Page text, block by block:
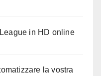
in HD online
la vostra